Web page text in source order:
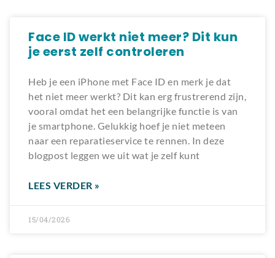
Face ID werkt niet meer? Dit kun
je eerst zelf controleren
Heb je een iPhone met Face ID en merk je dat
het niet meer werkt? Dit kan erg frustrerend zijn,
vooral omdat het een belangrijke functie is van
je smartphone. Gelukkig hoef je niet meteen
naar een reparatieservice te rennen. In deze
blogpost leggen we uit wat je zelf kunt
LEES VERDER »
15/04/2026